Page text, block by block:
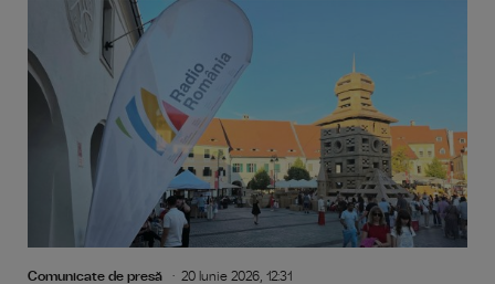
Comunicate de presă 20 Iunie 2026, 12:31